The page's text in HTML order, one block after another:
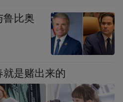
鲁比奥
是赌出来的